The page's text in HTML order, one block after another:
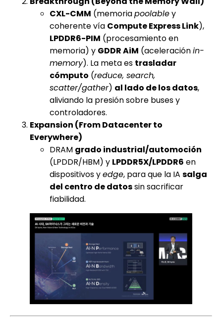
CXL-CMM (memoriapoolabley
coherente vía Compute Express Link),
LPDDR6-PIM (procesamiento en
memoria) y GDDR AiM (aceleraciónin-
memory). La meta es trasladar
cómputo (reduce, search,
scatter/gather) al lado de los datos,
aliviando la presión sobre buses y
controladores.
Expansion (From Datacenter to
Everywhere)
DRAM grado industrial/automoción
(LPDDR/HBM) y LPDDR5X/LPDDR6 en
dispositivos yedge, para que la IA salga
del centro de datossin sacrificar
fiabilidad.